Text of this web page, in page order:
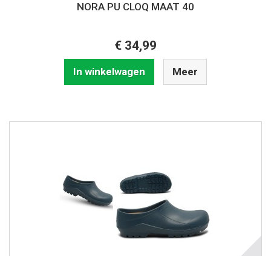
NORA PU CLOQ MAAT 40
€ 34,99
In winkelwagen Meer